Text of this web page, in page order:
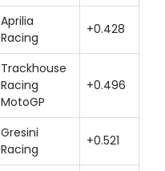
Aprilia
Racing
+0.428
Trackhouse
Racing
MotoGP
+0.496
Gresini
Racing
+0.521